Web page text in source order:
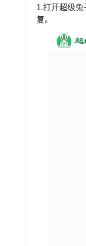
1.打开超级兔
复。